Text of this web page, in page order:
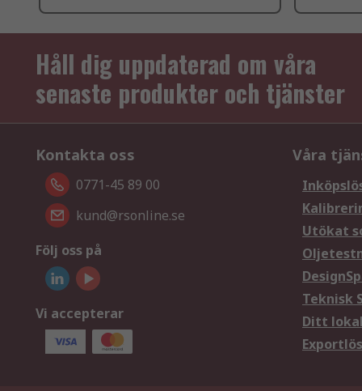
Håll dig uppdaterad om våra
senaste produkter och tjänster
Kontakta oss
0771-45 89 00
kund@rsonline.se
Följ oss på
Vi accepterar
Våra
Utökat
Teknisk
Ditt